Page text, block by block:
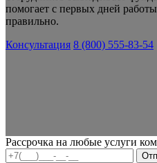
помогает с первых дней работы
правильно.
Консультация 8 (800) 555-83-54
Рассрочка на любые услуги